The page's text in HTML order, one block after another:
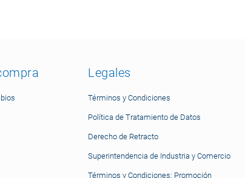
Legales
Términos y Condiciones
Política de Tratamiento de Datos
Derecho de Retracto
Superintendencia de Industria y Comercio
Términos y Condiciones: Promoción